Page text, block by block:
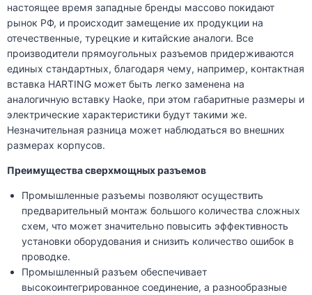
настоящее время западные бренды массово покидают
рынок РФ, и происходит замещение их продукции на
отечественные, турецкие и китайские аналоги. Все
производители прямоугольных разъемов придерживаются
единых стандартных, благодаря чему, например, контактная
вставка HARTING может быть легко заменена на
аналогичную вставку Haoke, при этом габаритные размеры и
электрические характеристики будут такими же.
Незначительная разница может наблюдаться во внешних
размерах корпусов.
Преимущества сверхмощных разъемов
Промышленные разъемы позволяют осуществить
предварительный монтаж большого количества сложных
схем, что может значительно повысить эффективность
установки оборудования и снизить количество ошибок в
проводке.
Промышленный разъем обеспечивает
высокоинтегрированное соединение, а разнообразные